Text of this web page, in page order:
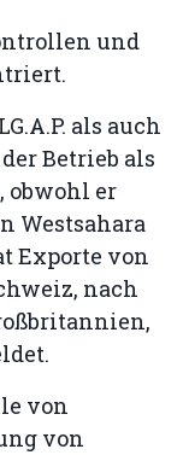
und
als auch
Betrieb als
obwohl er
Westsahara
Exporte von
nach
von
von